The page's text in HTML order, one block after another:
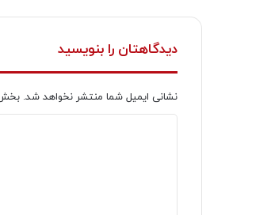
دیدگاهتان را بنویسید
نشانی ایمیل شما منتشر نخواهد شد.